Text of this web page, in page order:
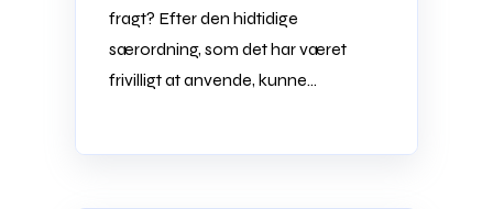
fragt? Efter den hidtidige
særordning, som det har været
frivilligt at anvende, kunne...